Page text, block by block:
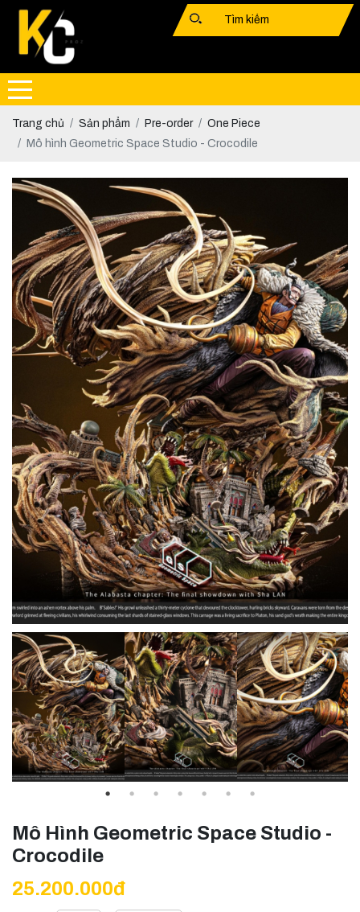
Trang chủ Sản phẩm Pre-order
One Piece
Mô hình Geometric Space Studio - Crocodile
Mô Hình Geometric Space Studio -
Crocodile
25.200.000đ